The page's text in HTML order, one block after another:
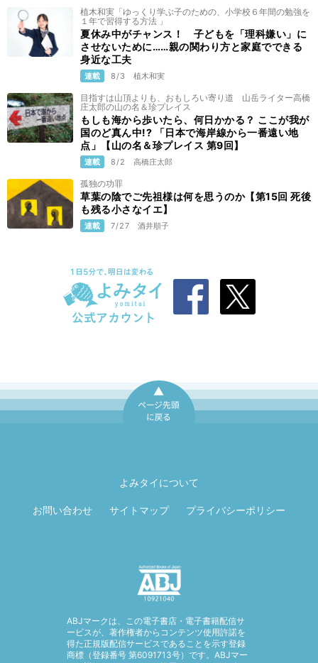
植木和実「ゆっくり学ぶ子のための、小学校６年間の勉強を
１年で習得する方法 」
夏休み中がチャンス！ 子どもを「理科嫌い」に
させないために……親の関わり方と家庭でできる
身近な工夫
連載 8/3 植木和実
目指すは山頂よりも、おもしろい寄り道 山岳ライター高橋
庄太郎の山の名＆珍プレイス
もしも海から歩いたら、何日かかる？ ここが我が
国のど真ん中!? 「日本で海岸線から一番遠い地
点」【山の名＆珍プレイス 第9回】
連載 8/2 高橋庄太郎
孤独の功罪
草葉の陰でご先祖様は何を思うのか【第15回 死後
も残る小さなイエ】
連載 7/27 酒井順子
よみタイについて
お問い合わせ サイトマップ プライバシーポリシー
ABJマークは、この電子書店・電子書籍配信サ
ービスが、著作権者からコンテンツ使用許諾を
得た正規版配信サービスであることを示す登録
商標（登録番号 第6091713号）です。ABJマー